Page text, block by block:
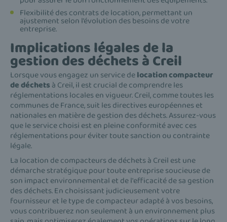
Flexibilité des contrats de location, permettant un
ajustement selon l’évolution des besoins de votre
entreprise.
Implications légales de la
gestion des déchets à Creil
Lorsque vous engagez un service delocation compacteur
de déchets à Creil, il est crucial de comprendre les
réglementations locales en vigueur. Creil, comme toutes les
communes de France, suit les directives européennes et
nationales en matière de gestion des déchets. Assurez-vous
que le service choisi est en pleine conformité avec ces
réglementations pour éviter toute sanction ou contrainte
légale.
La location de compacteurs de déchets à Creil est une
démarche stratégique pour toute entreprise soucieuse de
son impact environnemental et de l'efficacité de sa gestion
des déchets. En choisissant judicieusement votre
fournisseur et le type de compacteur adapté à vos besoins,
vous contribuerez non seulement à un environnement plus